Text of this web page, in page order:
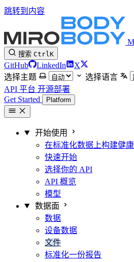
跳转到内容
搜索 CtrlK
GitHub LinkedIn
X
选择主题
选择语言
API 平台 开源部署
Get Started
Platform
开始使用
在标准化数据上构建健康
快速开始
选择你的 API
API 概览
模型
数据面
数据
设备数据
文件
标准化一份报告